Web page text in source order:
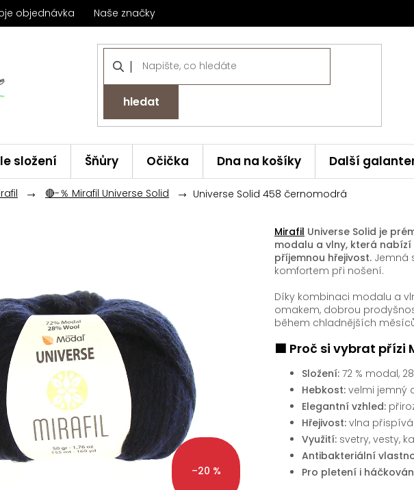
objednávka Naše značky
hledat
složení Šňůry Očička Dna na košíky Další
Značky
🔴-％ Mirafil Universe Solid Universe Solid 458 černomodrá
–20 %
Mirafil Universe Solid je
modalu a vlny, která
příjemnou hřejivost. Jemná
komfortem při nošení.
Díky kombinaci modalu a
omakem, dobrou
během chladnějších
🟩 Proč si vybrat přízi
Složení: 72 % modal,
Hebkost: velmi jemný
Elegantní vzhled:
Hřejivost: vlna
Využití: svetry, vesty,
Antibakteriální
Pro pletení i